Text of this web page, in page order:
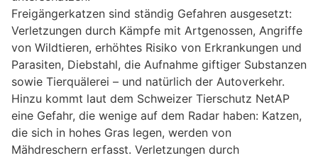
Freigängerkatzen sind ständig Gefahren ausgesetzt:
Verletzungen durch Kämpfe mit Artgenossen, Angriffe
von Wildtieren, erhöhtes Risiko von Erkrankungen und
Parasiten, Diebstahl, die Aufnahme giftiger Substanzen
sowie Tierquälerei – und natürlich der Autoverkehr.
Hinzu kommt laut dem Schweizer Tierschutz NetAP
eine Gefahr, die wenige auf dem Radar haben: Katzen,
die sich in hohes Gras legen, werden von
Mähdreschern erfasst. Verletzungen durch